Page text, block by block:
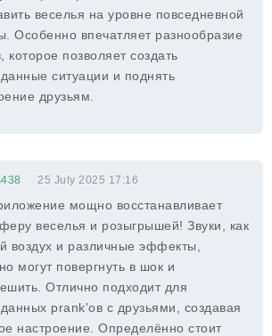
веселья на уровне повседневной
Особенно впечатляет разнообразие
которое позволяет создать
ситуации и поднять
друзьям.
25 July 2025 17:16
мощно восстанавливает
веселья и розыгрышей! Звуки, как
воздух и различные эффекты,
могут повергнуть в шок и
Отлично подходит для
prank'ов с друзьями, создавая
настроение. Определённо стоит